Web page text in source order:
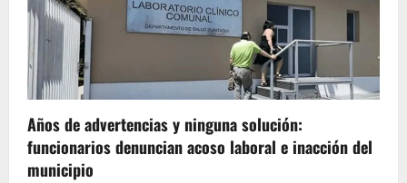
Años de advertencias y ninguna solución:
funcionarios denuncian acoso laboral e inacción del
municipio